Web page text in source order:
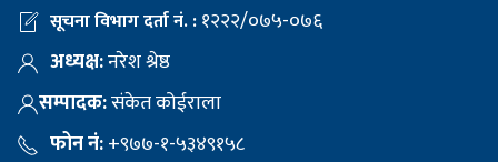
सूचना विभाग दर्ता नं. :१२२२/०७५-०७६
अध्यक्ष:नरेश श्रेष्ठ
सम्पादक:संकेत कोईराला
फोन नं:+९७७-१-५३४९१५८